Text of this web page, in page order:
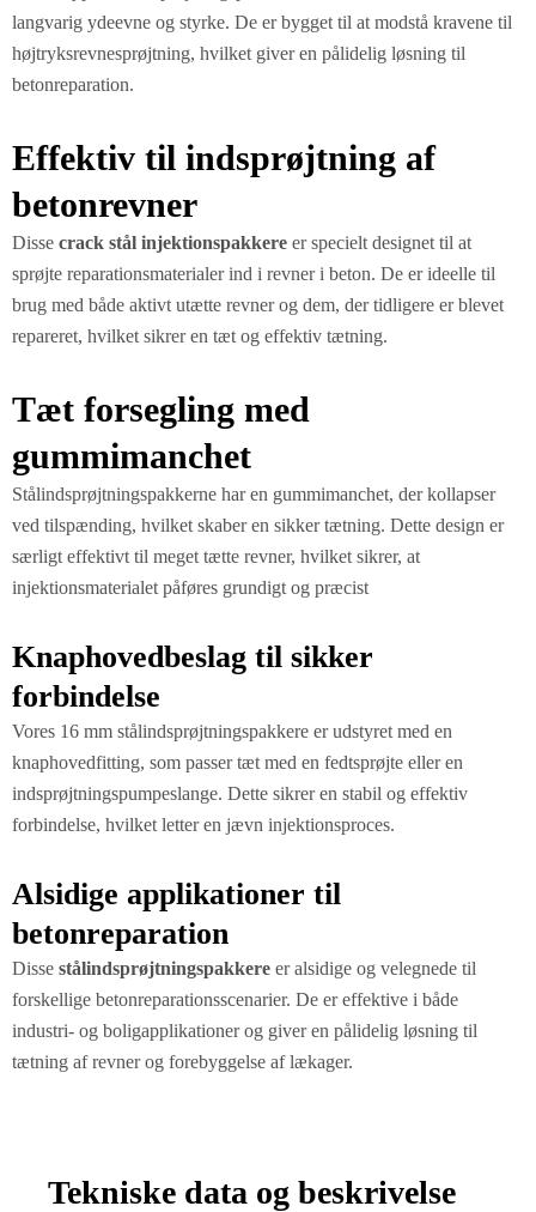
langvarig ydeevne og styrke. De er bygget til at modstå kravene til
højtryksrevnesprøjtning, hvilket giver en pålidelig løsning til
betonreparation.
Effektiv til indsprøjtning af
betonrevner
Disse crack stål injektionspakkere er specielt designet til at
sprøjte reparationsmaterialer ind i revner i beton. De er ideelle til
brug med både aktivt utætte revner og dem, der tidligere er blevet
repareret, hvilket sikrer en tæt og effektiv tætning.
Tæt forsegling med
gummimanchet
Stålindsprøjtningspakkerne har en gummimanchet, der kollapser
ved tilspænding, hvilket skaber en sikker tætning. Dette design er
særligt effektivt til meget tætte revner, hvilket sikrer, at
injektionsmaterialet påføres grundigt og præcist
Knaphovedbeslag til sikker
forbindelse
Vores 16 mm stålindsprøjtningspakkere er udstyret med en
knaphovedfitting, som passer tæt med en fedtsprøjte eller en
indsprøjtningspumpeslange. Dette sikrer en stabil og effektiv
forbindelse, hvilket letter en jævn injektionsproces.
Alsidige applikationer til
betonreparation
Disse stålindsprøjtningspakkere er alsidige og velegnede til
forskellige betonreparationsscenarier. De er effektive i både
industri- og boligapplikationer og giver en pålidelig løsning til
tætning af revner og forebyggelse af lækager.
Tekniske data og beskrivelse